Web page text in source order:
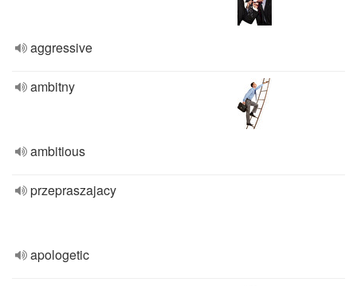
aggressive
ambitny
ambitious
przepraszajacy
apologetic